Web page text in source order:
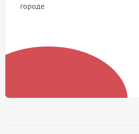
городе